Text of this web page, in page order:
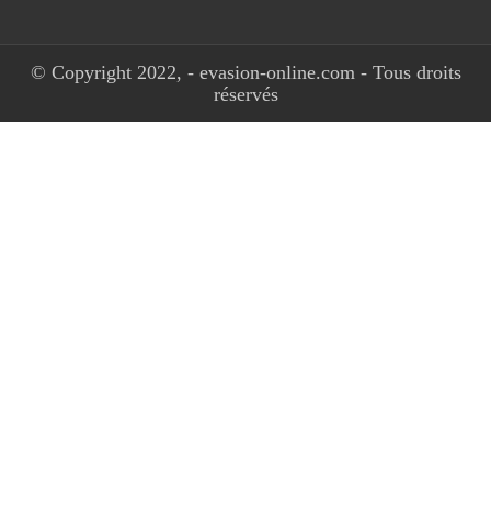
© Copyright 2022, - evasion-online.com - Tous droits
réservés